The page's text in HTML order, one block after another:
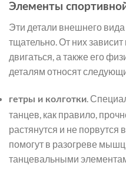
Элементы
Эти детали внешнего
тщательно. От них зависит
двигаться, а также его
деталям относят
гетры и колготки.
танцев, как правило,
растянутся и не
помогут в разогреве
танцевальными